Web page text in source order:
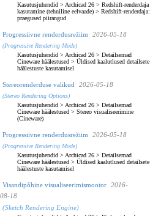
Kasutusjuhendid > Archicad 26 > Redshift-renderdaja
kasutamine (tehniline eelvaade) > Redshift-renderdaja:
praegused piirangud
Progressiivne renderdusrežiim 2026-05-18
(Progressive Rendering Mode)
Kasutusjuhendid > Archicad 26 > Detailsemad
Cineware häälestused > Üldised kaalutlused detailsete
häälestuste kasutamisel
Stereorenderduse valikud 2026-05-18
(Stereo Rendering Options)
Kasutusjuhendid > Archicad 26 > Detailsemad
Cineware häälestused > Stereo visualiseerimine
(Cineware)
Progressiivne renderdusrežiim 2026-05-18
(Progressive Rendering Mode)
Kasutusjuhendid > Archicad 26 > Detailsemad
Cineware häälestused > Üldised kaalutlused detailsete
häälestuste kasutamisel
Visandipõhine visualiseerimismootor
2016-
08-18
(Sketch Rendering Engine)